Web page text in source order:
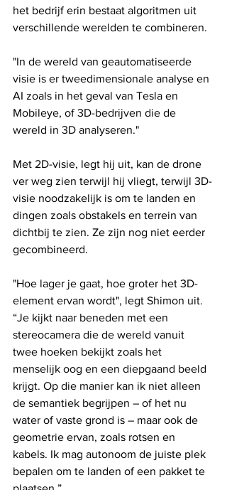
het bedrijf erin bestaat algoritmen uit
verschillende werelden te combineren.
"In de wereld van geautomatiseerde
visie is er tweedimensionale analyse en
AI zoals in het geval van Tesla en
Mobileye, of 3D-bedrijven die de
wereld in 3D analyseren."
Met 2D-visie, legt hij uit, kan de drone
ver weg zien terwijl hij vliegt, terwijl 3D-
visie noodzakelijk is om te landen en
dingen zoals obstakels en terrein van
dichtbij te zien. Ze zijn nog niet eerder
gecombineerd.
"Hoe lager je gaat, hoe groter het 3D-
element ervan wordt", legt Shimon uit.
“Je kijkt naar beneden met een
stereocamera die de wereld vanuit
twee hoeken bekijkt zoals het
menselijk oog en een diepgaand beeld
krijgt. Op die manier kan ik niet alleen
de semantiek begrijpen – of het nu
water of vaste grond is – maar ook de
geometrie ervan, zoals rotsen en
kabels. Ik mag autonoom de juiste plek
bepalen om te landen of een pakket te